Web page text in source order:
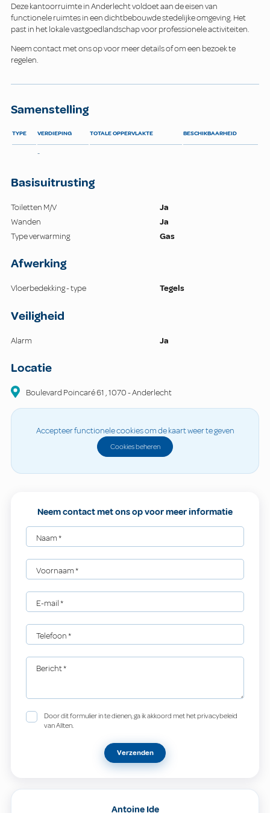
Deze kantoorruimte in Anderlecht voldoet aan de eisen van
functionele ruimtes in een dichtbebouwde stedelijke omgeving. Het
past in het lokale vastgoedlandschap voor professionele activiteiten.
Neem contact met ons op voor meer details of om een bezoek te
regelen.
Samenstelling
TYPE VERDIEPING TOTALE OPPERVLAKTE BESCHIKBAARHEID
-
Basisuitrusting
Toiletten M/V
Ja
Wanden
Ja
Type verwarming
Gas
Afwerking
Vloerbedekking - type Tegels
Veiligheid
Alarm Ja
Locatie
Boulevard Poincaré 61 ,1070-Anderlecht
Accepteer functionele cookies om de kaart weer te geven
Cookies beheren
Neem contact met ons op voor meer informatie
Naam*
Voornaam*
E-mail*
Telefoon*
Bericht*
Door dit formulier in te dienen, ga ik akkoord met het privacybeleid
van Allten.
Verzenden
Antoine Ide